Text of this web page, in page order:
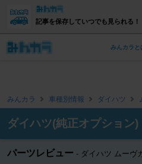
記事を保存していつでも見られる！
みんカラと
みんカラ 車種別情報 ダイハツ
ダイハツ(純正オプション
パーツレビュー ダイハツ ムーヴ